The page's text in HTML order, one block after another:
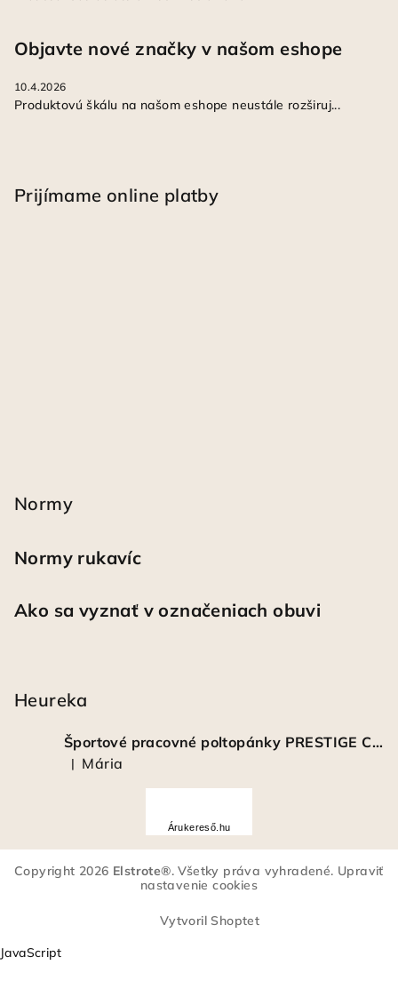
Objavte nové značky v našom eshope
10.4.2026
Produktovú škálu na našom eshope neustále rozširuj...
Prijímame online platby
Normy
Normy rukavíc
Ako sa vyznať v označeniach obuvi
Heureka
Športové pracovné poltopánky PRESTIGE CLASSIC biele
Hodnotenie produktu je 5 z 5 hviezdičiek.
| Mária
u
e
Árukereső.hu
Copyright 2026 Elstrote®. Všetky práva vyhradené. Upraviť
nastavenie cookies
Vytvoril Shoptet
JavaScript